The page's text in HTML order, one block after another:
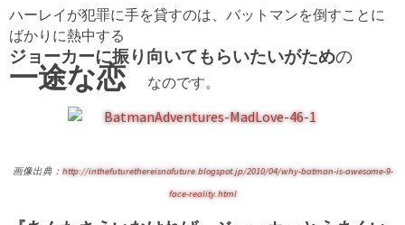
ハーレイが犯罪に手を貸すのは、バットマンを倒すことに
ばかりに熱中する
ジョーカーに振り向いてもらいたいがための
一途な恋 なのです。
画像出典： http://inthefuturethereisnofuture.blogspot.jp/2010/04/why-batman-is-awesome-9-
face-reality.html